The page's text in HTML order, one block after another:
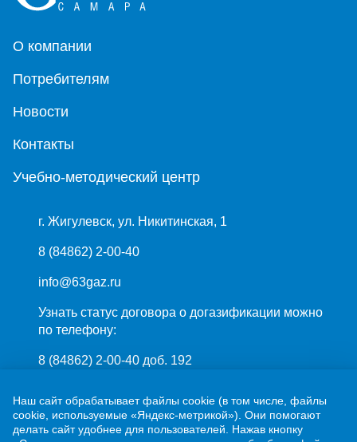
О компании
Потребителям
Новости
Контакты
Учебно-методический центр
г. Жигулевск, ул. Никитинская, 1
8 (84862) 2-00-40
info@63gaz.ru
Узнать статус договора о догазификации можно
по телефону:
8 (84862) 2-00-40 доб. 192
Наш сайт обрабатывает файлы cookie (в том числе, файлы
cookie, используемые «Яндекс-метрикой»). Они помогают
делать сайт удобнее для пользователей. Нажав кнопку